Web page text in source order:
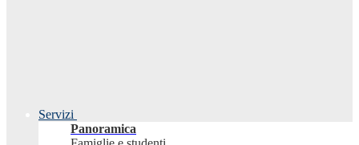
Servizi
Panoramica